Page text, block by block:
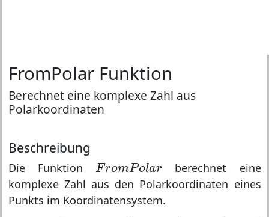
FromPolar Funktion
Berechnet eine komplexe Zahl aus
Polarkoordinaten
Beschreibung
Die Funktion FromPolar
FromPolar
berechnet eine
komplexe Zahl aus den Polarkoordinaten eines
Punkts im Koordinatensystem.